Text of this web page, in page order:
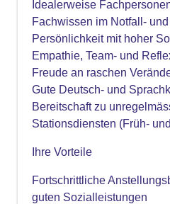
Idealerweise
Fachwissen im Notfall-
Persönlichkeit mit hoher
Empathie, Team- und
Freude an raschen
Gute Deutsch- und
Bereitschaft zu
Stationsdiensten (Früh-
Ihre Vorteile
Fortschrittliche
guten Sozialleistungen